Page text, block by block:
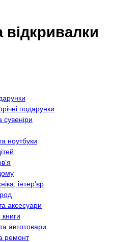
подарунки
сувеніри
ноутбуки
інтер'єр
аксесуари
автотовари
ремонт